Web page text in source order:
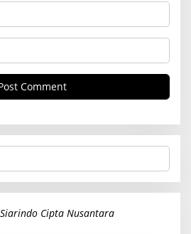
Cipta Nusantara